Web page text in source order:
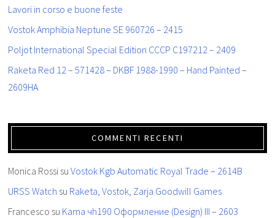
Lavori in corso e buone feste
Vostok Amphibia Neptune SE 960726 – 2415
Poljot International Special Edition CCCP C197212 – 2409
Raketa Red 12 – 571428 – DKBF 1988-1990 – Hand Painted –
2609HA
COMMENTI RECENTI
Monica Rossi suVostok Kgb Automatic Royal Trade – 2614B
URSS Watch su Raketa, Vostok, Zarja Goodwill Games
Francesco su Kama чh190 Oформление (Design) III – 2603